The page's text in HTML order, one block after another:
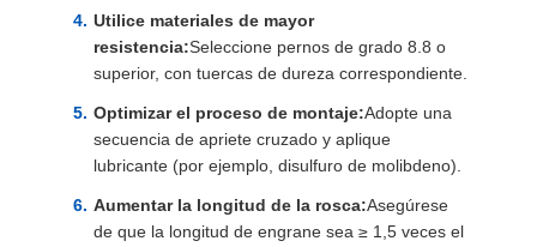
Utilice materiales de mayor
resistencia:Seleccione pernos de grado 8.8 o
superior, con tuercas de dureza correspondiente.
Optimizar el proceso de montaje:Adopte una
secuencia de apriete cruzado y aplique
lubricante (por ejemplo, disulfuro de molibdeno).
Aumentar la longitud de la rosca:Asegúrese
de que la longitud de engrane sea ≥ 1,5 veces el